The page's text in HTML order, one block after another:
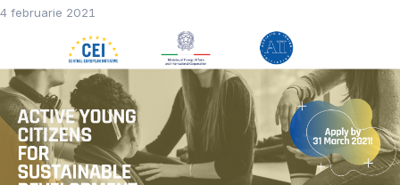
4 februarie 2021